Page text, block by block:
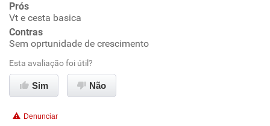
Ambiente de trabalho
Benefícios
Recomenda esta empresa
Prós
Vt e cesta basica
Contras
Sem oprtunidade de crescimento
Esta avaliação foi útil?
Sim Não
Denunciar